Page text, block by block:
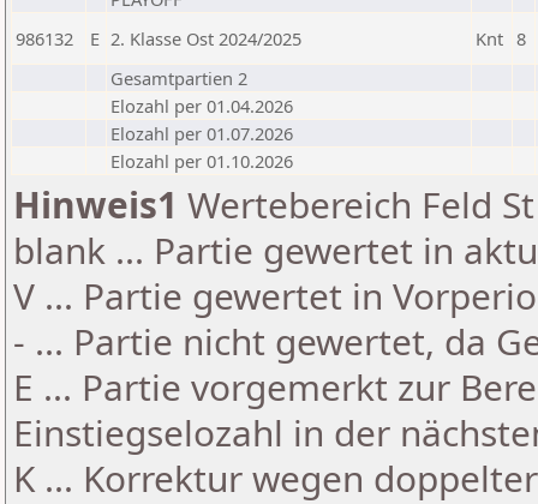
986132 E 2. Klasse Ost 2024/2025 Knt 8
Gesamtpartien 2
Elozahl per 01.04.2026
Elozahl per 01.07.2026
Elozahl per 01.10.2026
Hinweis1 Wertebereich Feld
blank ... Partie gewertet in
V ... Partie gewertet in
- ... Partie nicht gewertet, da
E ... Partie vorgemerkt zur
Einstiegselozahl in der
K ... Korrektur wegen